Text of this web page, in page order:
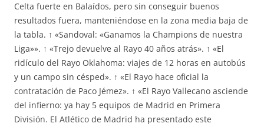
Celta fuerte en Balaídos, pero sin conseguir buenos
resultados fuera, manteniéndose en la zona media baja de
la tabla. ↑ «Sandoval: «Ganamos la Champions de nuestra
Liga»». ↑ «Trejo devuelve al Rayo 40 años atrás». ↑ «El
ridículo del Rayo Oklahoma: viajes de 12 horas en autobús
y un campo sin césped». ↑ «El Rayo hace oficial la
contratación de Paco Jémez». ↑ «El Rayo Vallecano asciende
del infierno: ya hay 5 equipos de Madrid en Primera
División. El Atlético de Madrid ha presentado este